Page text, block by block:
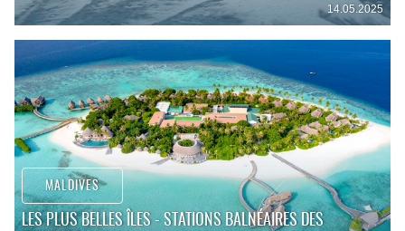
14.05.2025
MALDIVES
LES PLUS BELLES ÎLES - STATIONS BALNÉAIRES DES